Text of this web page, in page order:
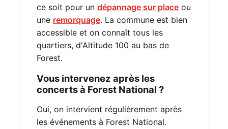
ce soit pour un dépannage sur place ou
une remorquage. La commune est bien
accessible et on connaît tous les
quartiers, d'Altitude 100 au bas de
Forest.
Vous intervenez après les
concerts à Forest National ?
Oui, on intervient régulièrement après
les événements à Forest National.